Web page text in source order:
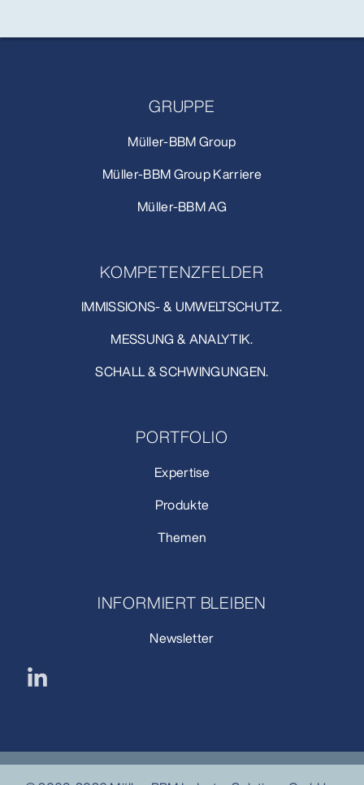
GRUPPE
Müller-BBM Group
Müller-BBM Group Karriere
Müller-BBM AG
KOMPETENZFELDER
IMMISSIONS- & UMWELTSCHUTZ.
MESSUNG & ANALYTIK.
SCHALL & SCHWINGUNGEN.
PORTFOLIO
Expertise
Produkte
Themen
INFORMIERT BLEIBEN
Newsletter